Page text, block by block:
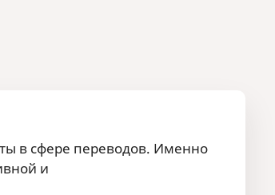
в сфере переводов. Именно
и